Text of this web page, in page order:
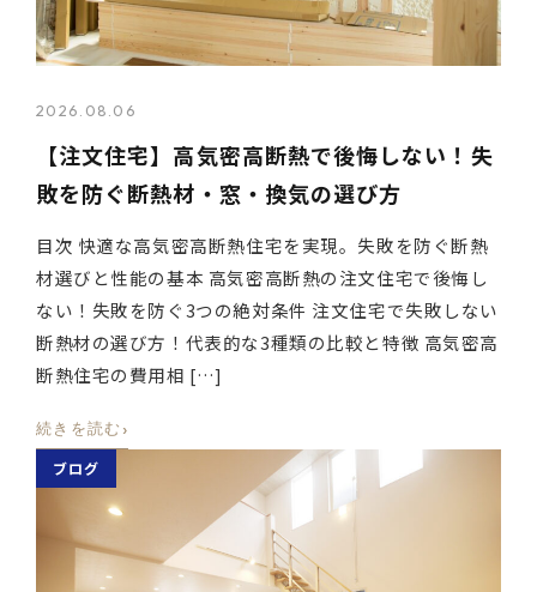
2026.08.06
【注文住宅】高気密高断熱で後悔しない！失
敗を防ぐ断熱材・窓・換気の選び方
目次 快適な高気密高断熱住宅を実現。失敗を防ぐ断熱
材選びと性能の基本 高気密高断熱の注文住宅で後悔し
ない！失敗を防ぐ3つの絶対条件 注文住宅で失敗しない
断熱材の選び方！代表的な3種類の比較と特徴 高気密高
断熱住宅の費用相 […]
続きを読む ›
ブログ